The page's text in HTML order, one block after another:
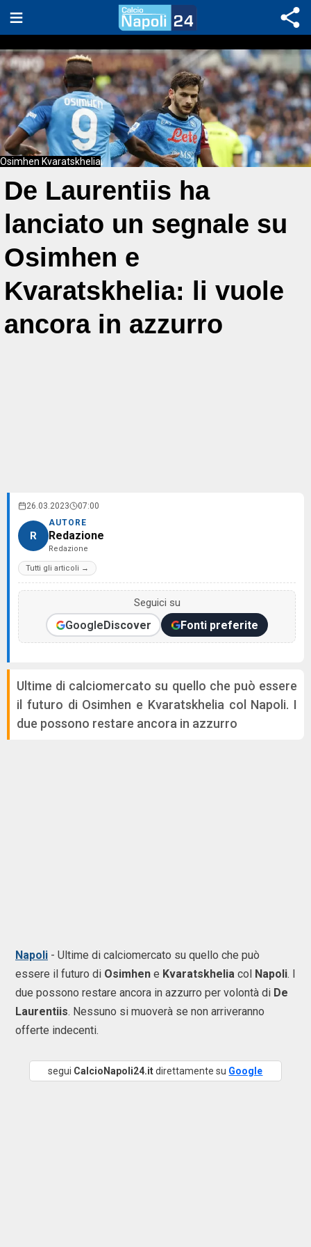
Osimhen Kvaratskhelia
De Laurentiis ha
lanciato un segnale su
Osimhen e
Kvaratskhelia: li vuole
ancora in azzurro
26.03.2023 07:00
R
AUTORE
Redazione
Redazione
Tutti gli articoli →
Seguici su
GoogleDiscover Fonti preferite
Ultime di calciomercato su quello che può essere
il futuro di Osimhen e Kvaratskhelia col Napoli. I
due possono restare ancora in azzurro
Napoli - Ultime di calciomercato su quello che può
essere il futuro di Osimhen e Kvaratskhelia col Napoli. I
due possono restare ancora in azzurro per volontà di De
Laurentiis. Nessuno si muoverà se non arriveranno
offerte indecenti.
segui CalcioNapoli24.itdirettamente su Google